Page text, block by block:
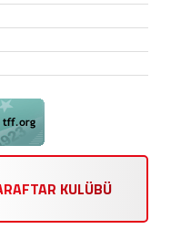
KULÜBÜ